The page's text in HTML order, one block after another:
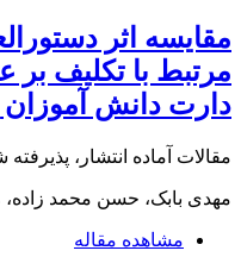
مقایسه اثر
مرتبط با تکلیف بر
دارت دانش آموزان
مقالات آماده انتشار، پذیرفته
مهدی بابک، حسن محمد زاده،
مشاهده مقاله